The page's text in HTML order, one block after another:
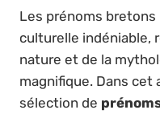
Les prénoms
culturelle indéniable,
nature et de la
magnifique. Dans cet
sélection de